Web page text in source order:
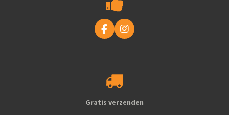
F
a
o
o
I
n
m
Gratis verzenden